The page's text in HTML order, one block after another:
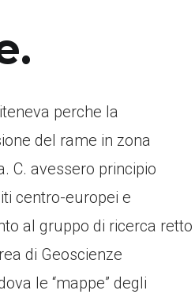
perche la
del rame in zona
C. avessero principio
centro-europei e
al gruppo di ricerca retto
di Geoscienze
le “mappe” degli